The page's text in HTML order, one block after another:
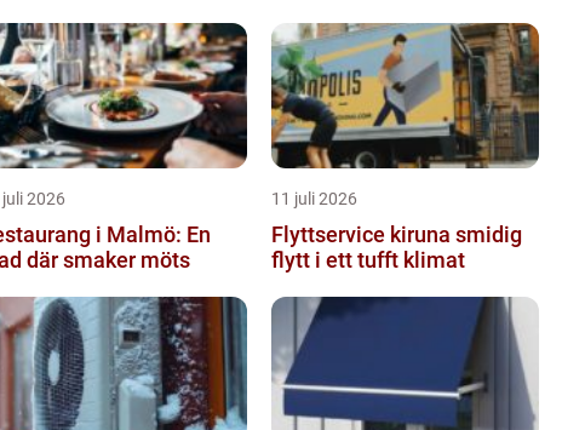
juli 2026
i Malmö: En
där smaker möts
11 juli 2026
Flyttservice kiruna smidig
flytt i ett tufft klimat